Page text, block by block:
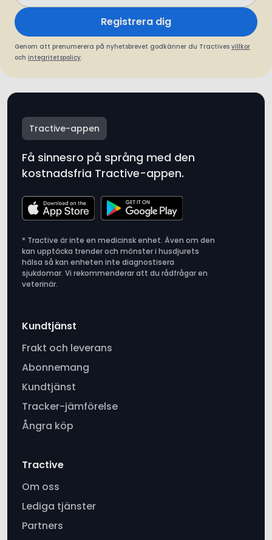
Genom att prenumerera på nyhetsbrevet godkänner du Tractivesvillkor
och
Få sinnesro på språng med den
kostnadsfria Tractive-appen.
* Tractive är inte en medicinsk enhet. Även om den
kan upptäcka trender och mönster i husdjurets
hälsa så kan enheten inte diagnostisera
veterinär.
Kundtjänst
Abonnemang
Kundtjänst
Tracker-jämförelse
Ångra köp
Tractive
Lediga tjänster
Partners
Press
Nyhetsbrev